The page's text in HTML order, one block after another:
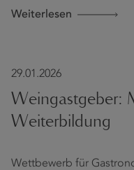
Weiterlesen
29.01.2026
Weingastgeber:
Weiterbildung
Wettbewerb für